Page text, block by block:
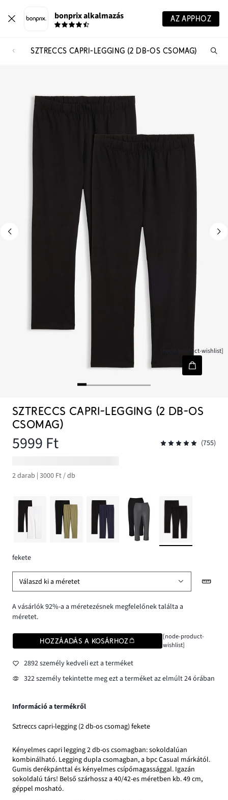
bonprix alkalmazás AZ APPHOZ
SZTRECCS CAPRI-LEGGING (2 DB-OS CSOMAG)
[node-product-wishlist]
SZTRECCS CAPRI-LEGGING (2 DB-OS
CSOMAG)
5999 Ft (755)
2 darab | 3000 Ft / db
fekete
Válaszd ki a méretet
A vásárlók 92%-a a méretezésnek megfelelőnek találta a
méretet.
HOZZÁADÁS A KOSÁRHOZ
[node-product-
wishlist]
2892 személy kedveli ezt a terméket
322 személy tekintette meg ezt a terméket az elmúlt 24 órában
Információ a termékről
Sztreccs capri-legging (2 db-os csomag) fekete
Kényelmes capri legging 2 db-os csomagban: sokoldalúan
kombinálható. Legging dupla csomagban, a bpc Casual márkától.
Gumis derékpánttal és kényelmes csípőmagassággal. Igazán
sokoldalú társ! Belső szárhossz a 40/42-es méretben kb. 49 cm,
géppel mosható.